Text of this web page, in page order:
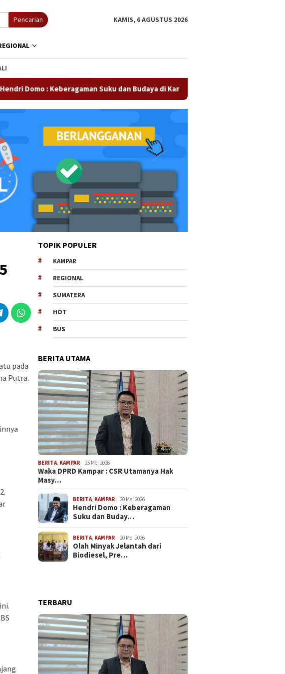
Pencarian KAMIS, 6 AGUSTUS 2026
Suku dan Budaya di Kampar Jadi Kekuatan Persaudaraan
pada
Putra.
TOPIK POPULER
KAMPAR
REGIONAL
SUMATERA
HOT
BUS
BERITA UTAMA
BERITA KAMPAR 25 Mei 2026
Waka DPRD Kampar : CSR Utamanya Hak
Masy…
BERITA KAMPAR 20 Mei 2026
Hendri Domo : Keberagaman
Suku dan Buday…
BERITA KAMPAR 20 Mei 2026
Olah Minyak Jelantah dari
Biodiesel, Pre…
TERBARU